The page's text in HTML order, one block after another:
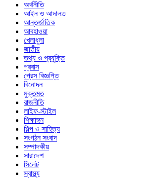
অর্থনীতি
আইন ও আদালত
আন্তর্জাতিক
আবহাওয়া
খেলাধুলা
জাতীয়
তথ্য ও প্রযুক্তি
প্রবাস
প্রেস বিজ্ঞপ্তি
বিনোদন
মুক্তমত
রাজনীতি
লাইফ-স্টাইল
শিক্ষাঙ্গন
শিল্প ও সাহিত্য
সংগঠন সংবাদ
সম্পাদকীয়
সারাদেশ
সিলেট
স্বাস্থ্য